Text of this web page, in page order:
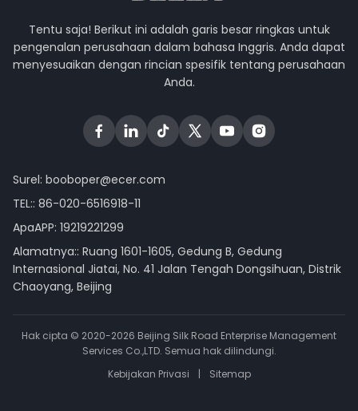
Tentu saja! Berikut ini adalah garis besar ringkas untuk
pengenalan perusahaan dalam bahasa Inggris. Anda dapat
menyesuaikan dengan rincian spesifik tentang perusahaan
Anda.
Surel: booboper@ecer.com
TEL:: 86-020-6516918-11
ApaAPP: 19219221299
Alamatnya:: Ruang 1601-1605, Gedung B, Gedung
Internasional Jiatai, No. 41 Jalan Tengah Dongsihuan, Distrik
Chaoyang, Beijing
Hak cipta © 2020-2026 Beijing Silk Road Enterprise Management
Services Co.,LTD. Semua hak dilindungi.
Kebijakan Privasi
| Sitemap